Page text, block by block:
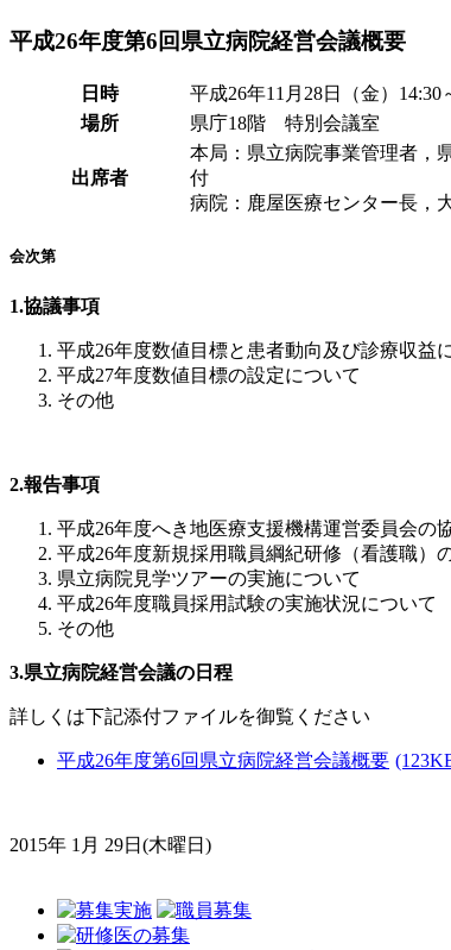
平成26年度第6回県立病院経営会議概要
日時
平成26年11月28日（金）14:30
場所
県庁18階 特別会議室
出席者
本局：県立病院事業管理者，
付
病院：鹿屋医療センター長，
会次第
1.協議事項
平成26年度数値目標と患者動向及び診療収益
平成27年度数値目標の設定について
その他
2.報告事項
平成26年度へき地医療支援機構運営委員会の
平成26年度新規採用職員綱紀研修（看護職）
県立病院見学ツアーの実施について
平成26年度職員採用試験の実施状況について
その他
3.県立病院経営会議の日程
詳しくは下記添付ファイルを御覧ください
平成26年度第6回県立病院経営会議概要
2015年 1月 29日(木曜日)